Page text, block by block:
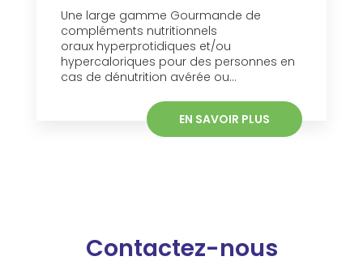
Une large gamme Gourmande de
compléments nutritionnels
oraux hyperprotidiques et/ou
hypercaloriques pour des personnes en
cas de dénutrition avérée ou...
EN SAVOIR PLUS
Contactez-nous